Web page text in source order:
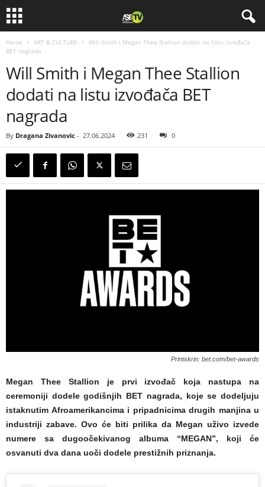
Home ART & CULTURE
Will Smith i Megan Thee Stallion dodati na listu izvođača
BET nagrada
Will Smith i Megan Thee Stallion
dodati na listu izvođača BET
nagrada
By Dragana Zivanovic - 27.06.2024 231 0
Printskrin: bet.com/bet-awards
Megan Thee Stallion je prvi izvođač koja nastupa na
ceremoniji dodele godišnjih BET nagrada, koje se dodeljuju
istaknutim Afroamerikancima i pripadnicima drugih manjina u
industriji zabave. Ovo će biti prilika da Megan uživo izvede
numere sa dugoočekivanog albuma “MEGAN”, koji će
osvanuti dva dana uoči dodele prestižnih priznanja.